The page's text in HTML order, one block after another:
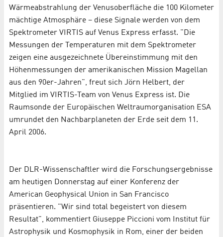
Wärmeabstrahlung der Venusoberfläche die 100 Kilometer
mächtige Atmosphäre – diese Signale werden von dem
Spektrometer VIRTIS auf Venus Express erfasst. "Die
Messungen der Temperaturen mit dem Spektrometer
zeigen eine ausgezeichnete Übereinstimmung mit den
Höhenmessungen der amerikanischen Mission Magellan
aus den 90er-Jahren", freut sich Jörn Helbert, der
Mitglied im VIRTIS-Team von Venus Express ist. Die
Raumsonde der Europäischen Weltraumorganisation ESA
umrundet den Nachbarplaneten der Erde seit dem 11.
April 2006.
Der DLR-Wissenschaftler wird die Forschungsergebnisse
am heutigen Donnerstag auf einer Konferenz der
American Geophysical Union in San Francisco
präsentieren. "Wir sind total begeistert von diesem
Resultat", kommentiert Giuseppe Piccioni vom Institut für
Astrophysik und Kosmophysik in Rom, einer der beiden